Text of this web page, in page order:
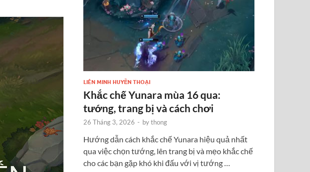
LIÊN MINH HUYỀN THOẠI
Khắc chế Yunara mùa 16 qua:
tướng, trang bị và cách chơi
26 Tháng 3, 2026 - bythong
Hướng dẫn cách khắc chế Yunara hiệu quả nhất
qua việc chọn tướng, lên trang bị và mẹo khắc chế
cho các bạn gặp khó khi đấu với vị tướng …